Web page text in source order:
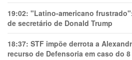
19:02: "Latino-americano
de secretário de Donald Trump
18:37: STF impõe derrota a
recurso de Defensoria em caso do